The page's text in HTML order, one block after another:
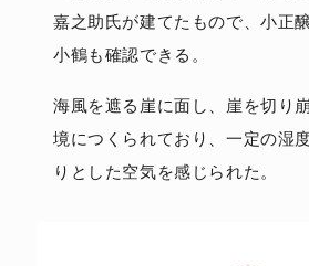
嘉之助氏が建てたもので、小正
小鶴も確認できる。
海風を遮る崖に面し、崖を切り
境につくられており、一定の湿
りとした空気を感じられた。